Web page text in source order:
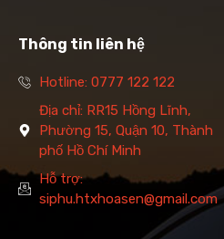
Thông tin liên hệ
Hotline: 0777 122 122
Địa chỉ: RR15 Hồng Lĩnh,
Phường 15, Quận 10, Thành
phố Hồ Chí Minh
Hỗ trợ:
siphu.htxhoasen@gmail.com